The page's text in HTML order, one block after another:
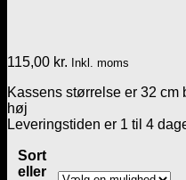
115,00 kr. Inkl. moms
Kassens størrelse er 32 cm
høj
Leveringstiden er 1 til 4
Sort
eller